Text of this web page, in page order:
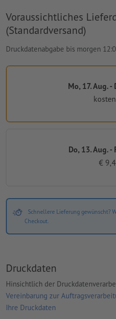
Voraussichtliches
(Standardversand)
Druckdatenabgabe bis morgen
Mo, 17. Aug. -
Do, 13. Aug. -
€
Schnellere Lieferung gewünscht?
Checkout.
Druckdaten
Hinsichtlich der
Vereinbarung zur
Ihre Druckdaten